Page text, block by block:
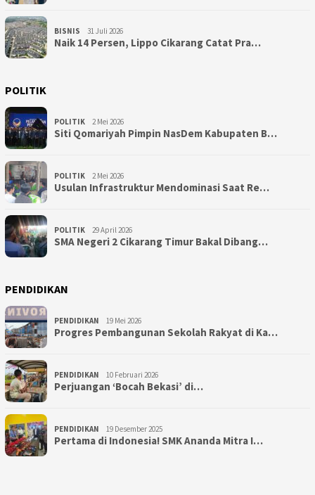
BISNIS 31 Juli 2026
Naik 14 Persen, Lippo Cikarang Catat Pra…
POLITIK
POLITIK 2 Mei 2026
Siti Qomariyah Pimpin NasDem Kabupaten B…
POLITIK 2 Mei 2026
Usulan Infrastruktur Mendominasi Saat Re…
POLITIK 29 April 2026
SMA Negeri 2 Cikarang Timur Bakal Dibang…
PENDIDIKAN
PENDIDIKAN 19 Mei 2026
Progres Pembangunan Sekolah Rakyat di Ka…
PENDIDIKAN 10 Februari 2026
Perjuangan ‘Bocah Bekasi’ di…
PENDIDIKAN 19 Desember 2025
Pertama di Indonesia! SMK Ananda Mitra I…